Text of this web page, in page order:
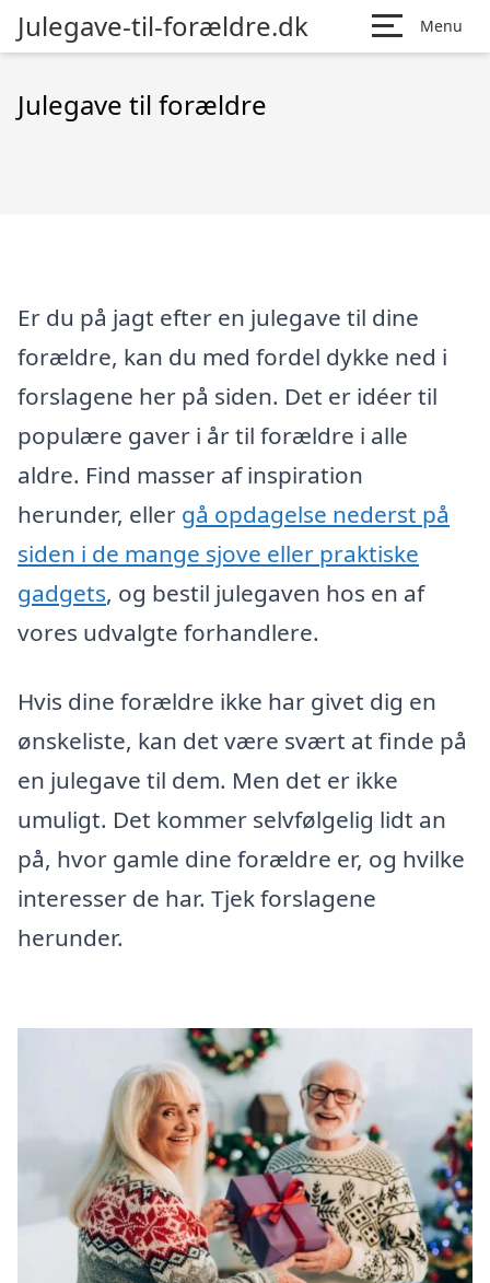
Julegave-til-forældre.dk Menu
Julegave til forældre
Er du på jagt efter en julegave til dine
forældre, kan du med fordel dykke ned i
forslagene her på siden. Det er idéer til
populære gaver i år til forældre i alle
aldre. Find masser af inspiration
herunder, eller gå opdagelse nederst på
siden i de mange sjove eller praktiske
gadgets, og bestil julegaven hos en af
vores udvalgte forhandlere.
Hvis dine forældre ikke har givet dig en
ønskeliste, kan det være svært at finde på
en julegave til dem. Men det er ikke
umuligt. Det kommer selvfølgelig lidt an
på, hvor gamle dine forældre er, og hvilke
interesser de har. Tjek forslagene
herunder.